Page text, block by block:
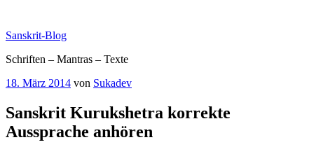
springen
Sanskrit-Blog
Schriften – Mantras – Texte
Veröffentlicht
18. März 2014 von Sukadev
Sanskrit Kurukshetra korrekte
Aussprache anhören